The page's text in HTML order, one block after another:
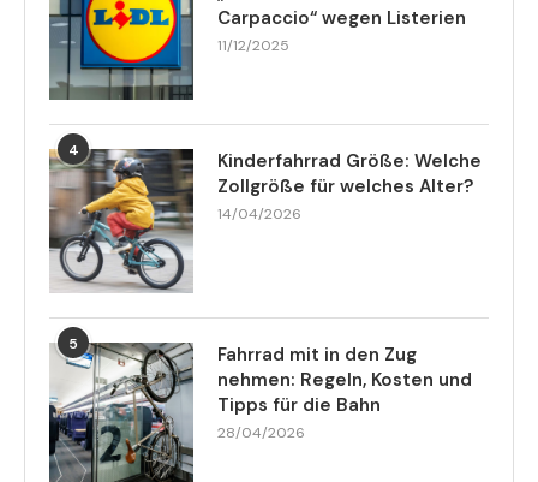
Carpaccio“ wegen Listerien
11/12/2025
4
Kinderfahrrad Größe: Welche
Zollgröße für welches Alter?
14/04/2026
5
Fahrrad mit in den Zug
nehmen: Regeln, Kosten und
Tipps für die Bahn
28/04/2026